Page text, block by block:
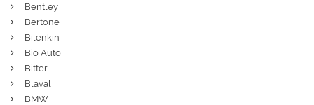
Bentley
Bertone
Bilenkin
Bio Auto
Bitter
Blaval
BMW